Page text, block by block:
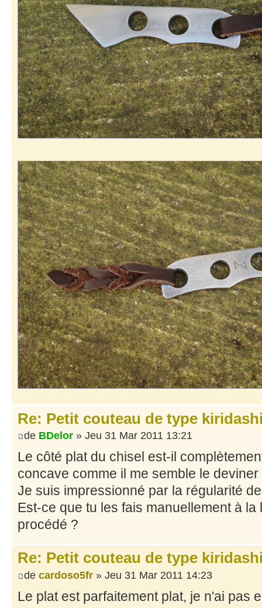
Re: Petit couteau de type
de BDelor » Jeu 31 Mar 2011 13:21
Le côté plat du chisel est-il
concave comme il me semble le
Je suis impressionné par la régularité
Est-ce que tu les fais manuellement à
procédé ?
Re: Petit couteau de type
de cardoso5fr » Jeu 31 Mar 2011 14:23
Le plat est parfaitement plat, je n'ai pas